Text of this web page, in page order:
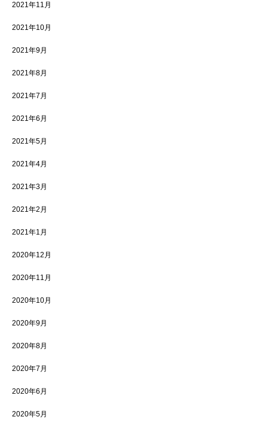
2021年11月
2021年10月
2021年9月
2021年8月
2021年7月
2021年6月
2021年5月
2021年4月
2021年3月
2021年2月
2021年1月
2020年12月
2020年11月
2020年10月
2020年9月
2020年8月
2020年7月
2020年6月
2020年5月